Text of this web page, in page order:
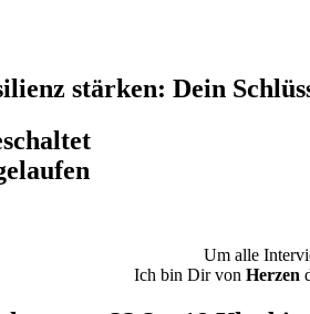
stärken: Dein
Um alle
Ich bin Dir von Herzen